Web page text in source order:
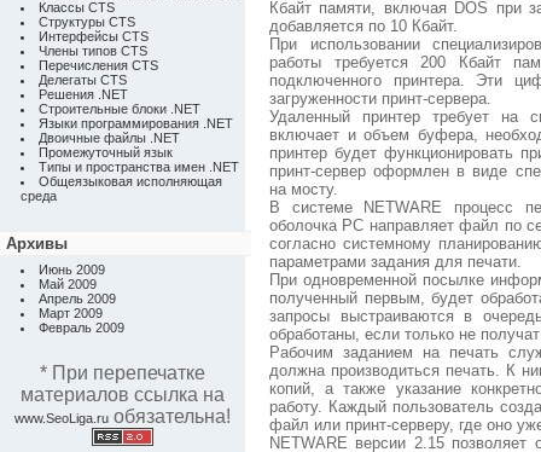
Классы CTS
Структуры CTS
Интерфейсы CTS
Члены типов CTS
Перечисления CTS
Делегаты CTS
Решения .NET
Строительные блоки .NET
Языки программирования .NET
Двоичные файлы .NET
Промежуточный язык
Типы и пространства имен .NET
Общеязыковая исполняющая
среда
Архивы
Июнь 2009
Май 2009
Апрель 2009
Март 2009
Февраль 2009
* При перепечатке
материалов ссылка на
www.SeoLiga.ru обязательна!
Кбайт памяти, включая DOS при
добавляется по 10 Кбайт.
При использовании
работы требуется 200 Кбайт
подключенного принтера. Эти
загруженности принт-сервера.
Удаленный принтер требует
включает и объем буфера,
принтер будет функционировать
принт-сервер оформлен в виде
на мосту.
В системе NETWARE процесс
оболочка РС направляет файл по
согласно системному
параметрами задания для печати.
При одновременной посылке
полученный первым, будет
запросы выстраиваются в
обработаны, если только не
Рабочим заданием на печать
должна производиться печать. К
копий, а также указание
работу. Каждый пользователь
файл или принт-серверу, где оно
NETWARE версии 2.15 позволяет